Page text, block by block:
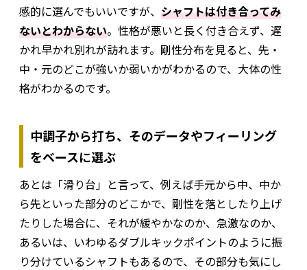
感的に選んでもいいですが、 シャフトは付き合ってみ
ないとわからない。性格が悪いと長く付き合えず、遅
かれ早かれ別れが訪れます。剛性分布を見ると、先・
中・元のどこが強いか弱いかがわかるので、大体の性
格がわかるのです。
中調子から打ち、そのデータやフィーリング
をベースに選ぶ
あとは「滑り台」と言って、例えば手元から中、中か
ら先といった部分のどこかで、剛性を落としたり上げ
たりした場合に、それが緩やかなのか、急激なのか、
あるいは、いわゆるダブルキックポイントのように振
り分けているシャフトもあるので、その部分も気にし